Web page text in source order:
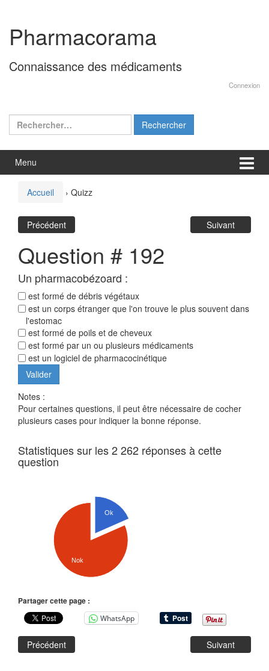
contenu
menu
principal
Pharmacorama
Connaissance des médicaments
Connexion
Rechercher :
Menu
Accueil › Quizz
Précédent Suivant
Question # 192
Un pharmacobézoard :
est formé de débris végétaux
est un corps étranger que l'on trouve le plus souvent dans
l'estomac
est formé de poils et de cheveux
est formé par un ou plusieurs médicaments
est un logiciel de pharmacocinétique
Notes :
Pour certaines questions, il peut être nécessaire de cocher
plusieurs cases pour indiquer la bonne réponse.
Statistiques sur les 2 262 réponses à cette
question
Ok
Nok
Partager cette page :
WhatsApp
Précédent Suivant